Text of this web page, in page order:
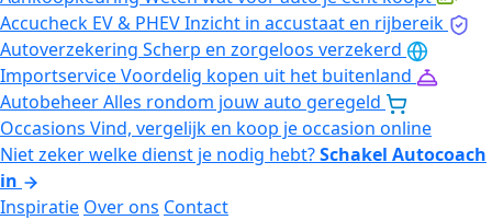
Accucheck EV & PHEVInzicht in accustaat en rijbereik
Autoverzekering Scherp en zorgeloos verzekerd
ImportserviceVoordelig kopen uit het buitenland
AutobeheerAlles rondom jouw auto geregeld
Occasions Vind, vergelijk en koop je occasion online
Niet zeker welke dienst je nodig hebt?Schakel Autocoach
in
Inspiratie Over ons Contact